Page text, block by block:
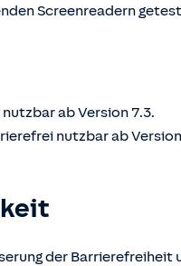
Screenreadern
ab Version 7.3.
nutzbar ab
der